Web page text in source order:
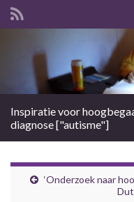
Search for:
Inspiratie voor
diagnose ["autisme"]
‘Onderzoek naar